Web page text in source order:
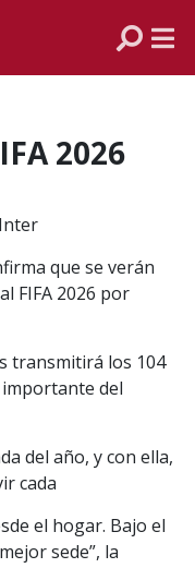
2026
que se verán
FIFA 2026 por
transmitirá los 104
del
del año, y con ella,
cada
el hogar. Bajo el
sede”, la